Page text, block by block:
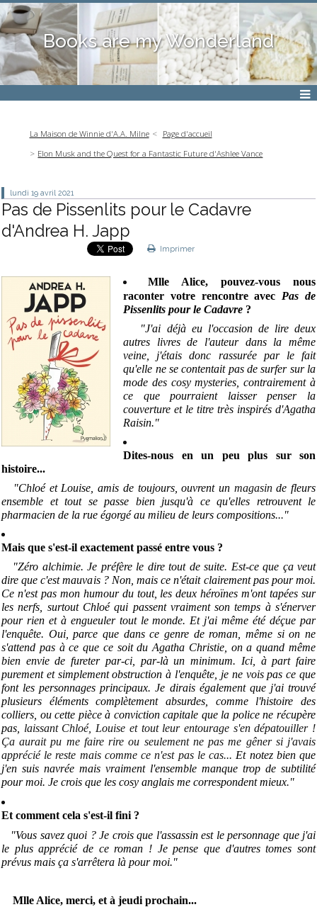
Books are my Wonderland
La Maison de Winnie d'A.A. Milne
Page d'accueil
Elon Musk and the Quest for a Fantastic Future d'Ashlee Vance
lundi 19 avril 2021
Pas de Pissenlits pour le Cadavre
d'Andrea H. Japp
Imprimer
Mlle Alice, pouvez-vous nous
raconter votre rencontre avec Pas de
Pissenlits pour le Cadavre ?
"J'ai déjà eu l'occasion de lire deux
autres livres de l'auteur dans la même
veine, j'étais donc rassurée par le fait
qu'elle ne se contentait pas de surfer sur la
mode des cosy mysteries, contrairement à
ce que pourraient laisser penser la
couverture et le titre très inspirés d'Agatha
Raisin."
Dites-nous en un peu plus sur son
histoire...
"Chloé et Louise, amis de toujours, ouvrent un magasinde fleurs
ensemble et tout se passe bien jusqu'à ce qu'elles retrouvent le
pharmacien de la rue égorgé au milieu de leurs compositions..."
Mais que s'est-il exactement passé entre vous ?
"Zéro alchimie. Je préfère le dire tout de suite. Est-ce que ça veut
dire que c'est mauvais ? Non, mais ce n'était clairement pas pour moi.
Ce n'est pas mon humour du tout, les deux héroïnes m'ont tapées sur
les nerfs, surtout Chloé qui passent vraiment son temps à s'énerver
pour rien et à engueuler tout le monde. Et j'ai même été déçue par
l'enquête. Oui, parce que dans ce genre de roman, même si on ne
s'attend pas à ce que ce soit du Agatha Christie, on a quand même
bien envie de fureter par-ci, par-là un minimum. Ici, à part faire
purement et simplement obstruction à l'enquête, je ne vois pas ce que
font les personnages principaux. Je dirais également que j'ai trouvé
plusieurs éléments complètement absurdes, comme l'histoire des
colliers, ou cette pièce à conviction capitale que la police ne récupère
pas, laissant Chloé, Louise et tout leur entourage s'en dépatouiller !
Ça aurait pu me faire rire ou seulement ne pas me gêner si j'avais
apprécié le reste mais comme ce n'est pas le cas... Et notez bien que
j'en suis navrée mais vraiment l'ensemble manque trop de subtilité
pour moi. Je crois que les cosy anglais me correspondent mieux."
Et comment cela s'est-il fini ?
"Vous savez quoi ? Je crois que l'assassin est le personnage que j'ai
le plus apprécié de ce roman ! Je pense que d'autres tomes sont
prévus mais ça s'arrêtera là pour moi."
Mlle Alice, merci, et à jeudi prochain...